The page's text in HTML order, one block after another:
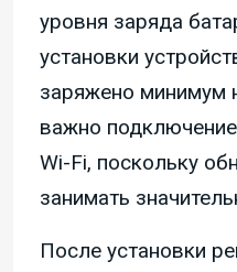
уровня заряда
установки
заряжено минимум
важно
Wi-Fi, поскольку
занимать
После установки